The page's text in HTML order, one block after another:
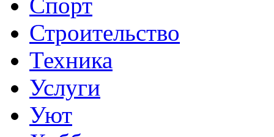
Строительство
Техника
Услуги
Уют